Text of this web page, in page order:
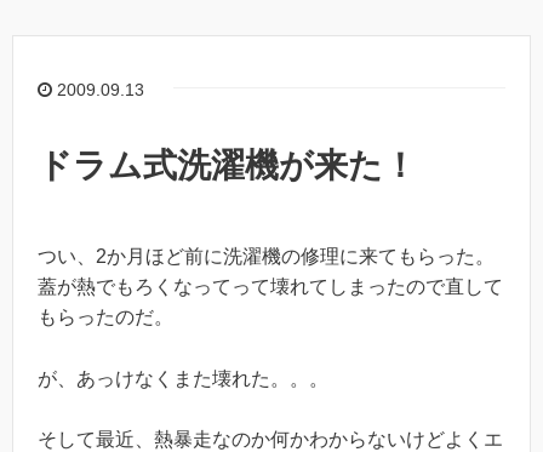
2009.09.13
ドラム式洗濯機が来た！
つい、2か月ほど前に洗濯機の修理に来てもらった。
蓋が熱でもろくなってって壊れてしまったので直して
もらったのだ。
が、あっけなくまた壊れた。。。
そして最近、熱暴走なのか何かわからないけどよくエ